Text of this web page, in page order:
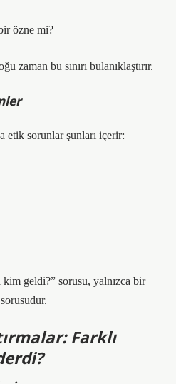
özne mi?
zaman bu sınırı bulanıklaştırır.
etik sorunlar şunları içerir:
geldi?” sorusu, yalnızca bir
Farklı